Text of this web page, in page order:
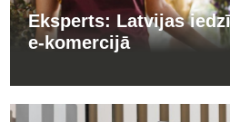
Eksperts: Latvijas
e-komercijā